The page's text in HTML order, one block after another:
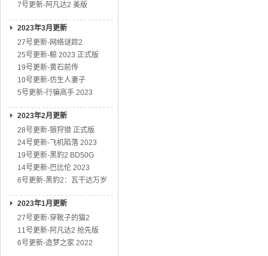
7号更新-阿凡达2 美版
2023年3月更新
27号更新-网络谜踪2
25号更新-鲸 2023 正式版
19号更新-黄石前传
10号更新-仿生人妻子
5号更新-行骗高手 2023
2023年2月更新
28号更新-狼狩猎 正式版
24号更新-飞机陷落 2023
19号更新-黑豹2 BD50G
14号更新-巴比伦 2023
6号更新-黑豹2：瓦干达万岁
2023年1月更新
27号更新-穿靴子的猫2
11号更新-阿凡达2 抢先版
6号更新-造梦之家 2022